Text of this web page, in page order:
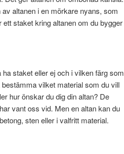
altanen i en mörkare nyans, som
staket kring altanen om du bygger
staket eller ej och i vilken färg som
vilket material som du vill
hur önskar du dig din altan? De
vant oss vid. Men en altan kan du
sten eller i valfritt material.